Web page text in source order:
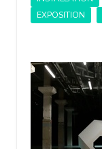
EXPOSITION